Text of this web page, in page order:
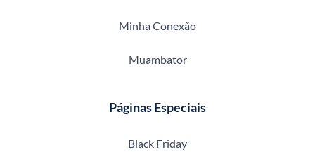
Minha Conexão
Muambator
Páginas Especiais
Black Friday